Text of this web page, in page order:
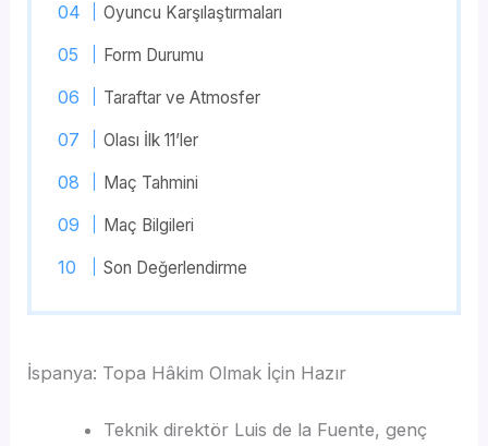
Oyuncu Karşılaştırmaları
Form Durumu
Taraftar ve Atmosfer
Olası İlk 11’ler
Maç Tahmini
Maç Bilgileri
Son Değerlendirme
İspanya: Topa Hâkim Olmak İçin Hazır
Teknik direktör Luis de la Fuente, genç